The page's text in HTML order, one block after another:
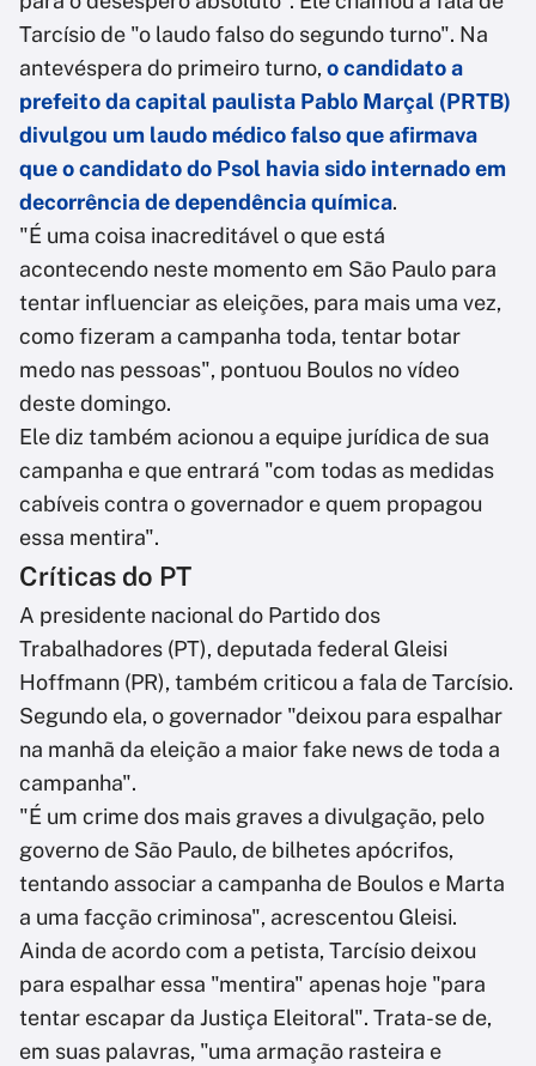
Tarcísio de "o laudo falso do segundo turno". Na
antevéspera do primeiro turno, o candidato a
prefeito da capital paulista Pablo Marçal (PRTB)
divulgou um laudo médico falso que afirmava
que o candidato do Psol havia sido internado em
decorrência de dependência química.
"É uma coisa inacreditável o que está
acontecendo neste momento em São Paulo para
tentar influenciar as eleições, para mais uma vez,
como fizeram a campanha toda, tentar botar
medo nas pessoas", pontuou Boulos no vídeo
deste domingo.
Ele diz também acionou a equipe jurídica de sua
campanha e que entrará "com todas as medidas
cabíveis contra o governador e quem propagou
essa mentira".
Críticas do PT
A presidente nacional do Partido dos
Trabalhadores (PT), deputada federal Gleisi
Hoffmann (PR), também criticou a fala de Tarcísio.
Segundo ela, o governador "deixou para espalhar
na manhã da eleição a maior fake news de toda a
campanha".
"É um crime dos mais graves a divulgação, pelo
governo de São Paulo, de bilhetes apócrifos,
tentando associar a campanha de Boulos e Marta
a uma facção criminosa", acrescentou Gleisi.
Ainda de acordo com a petista, Tarcísio deixou
para espalhar essa "mentira" apenas hoje "para
tentar escapar da Justiça Eleitoral". Trata-se de,
em suas palavras, "uma armação rasteira e